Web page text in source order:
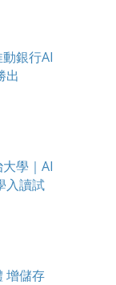
銀行AI
出
學｜AI
入讀試
增儲存